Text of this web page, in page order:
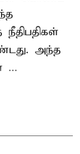
நீதிபதிகள்
அந்த
...